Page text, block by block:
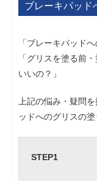
ブレーキパッド
「ブレーキパッド
「グリスを塗る前
いいの？」
上記の悩み・疑問
ッドへのグリスの
STEP1